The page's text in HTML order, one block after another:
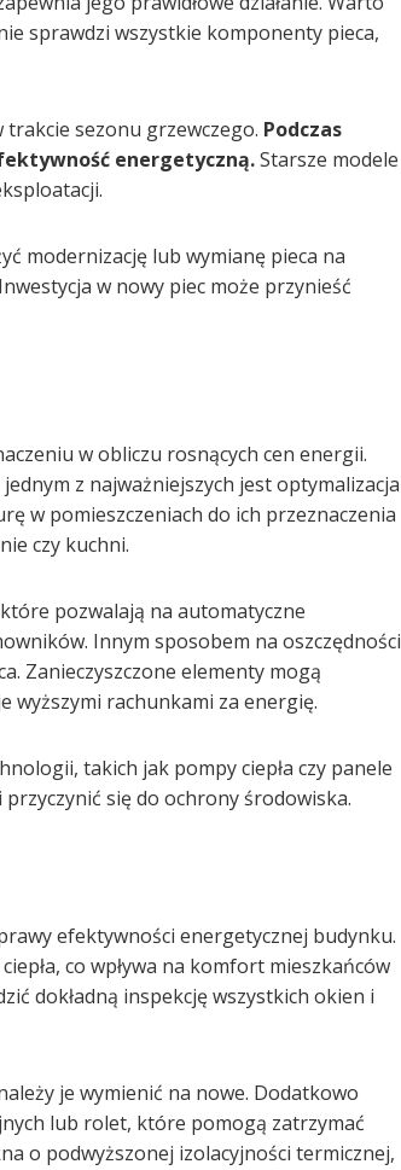
sprawdzi wszystkie komponenty pieca,
sezonu grzewczego. Podczas
energetyczną.Starsze modele
modernizację lub wymianę pieca na
w nowy piec może przynieść
w obliczu rosnących cen energii.
z najważniejszych jest optymalizacja
w pomieszczeniach do ich przeznaczenia
czy kuchni.
pozwalają na automatyczne
Innym sposobem na oszczędności
Zanieczyszczone elementy mogą
wyższymi rachunkami za energię.
takich jak pompy ciepła czy panele
się do ochrony środowiska.
efektywności energetycznej budynku.
co wpływa na komfort mieszkańców
dokładną inspekcję wszystkich okien i
je wymienić na nowe. Dodatkowo
lub rolet, które pomogą zatrzymać
o podwyższonej izolacyjności termicznej,